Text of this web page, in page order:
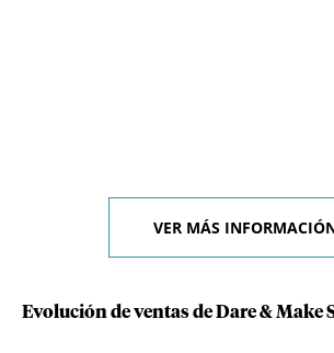
VER MÁS
Evolución de ventas de Dare & Make